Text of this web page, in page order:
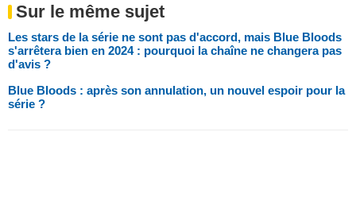
Sur le même sujet
Les stars de la série ne sont pas d'accord, mais Blue Bloods
s'arrêtera bien en 2024 : pourquoi la chaîne ne changera pas
d'avis ?
Blue Bloods : après son annulation, un nouvel espoir pour la
série ?